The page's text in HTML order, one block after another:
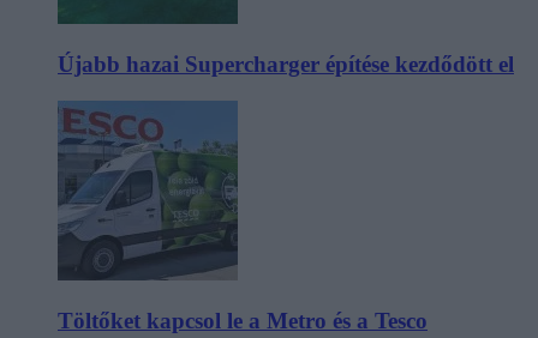
Újabb hazai Supercharger építése kezdődött el
Töltőket kapcsol le a Metro és a Tesco